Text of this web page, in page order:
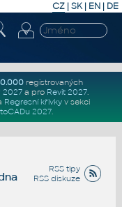
CZ | SK| EN | DE
registrovaných
2027a pro Revit 2027.
Regresní křivkyv sekci
2027.
RSS tipy
RSS diskuze